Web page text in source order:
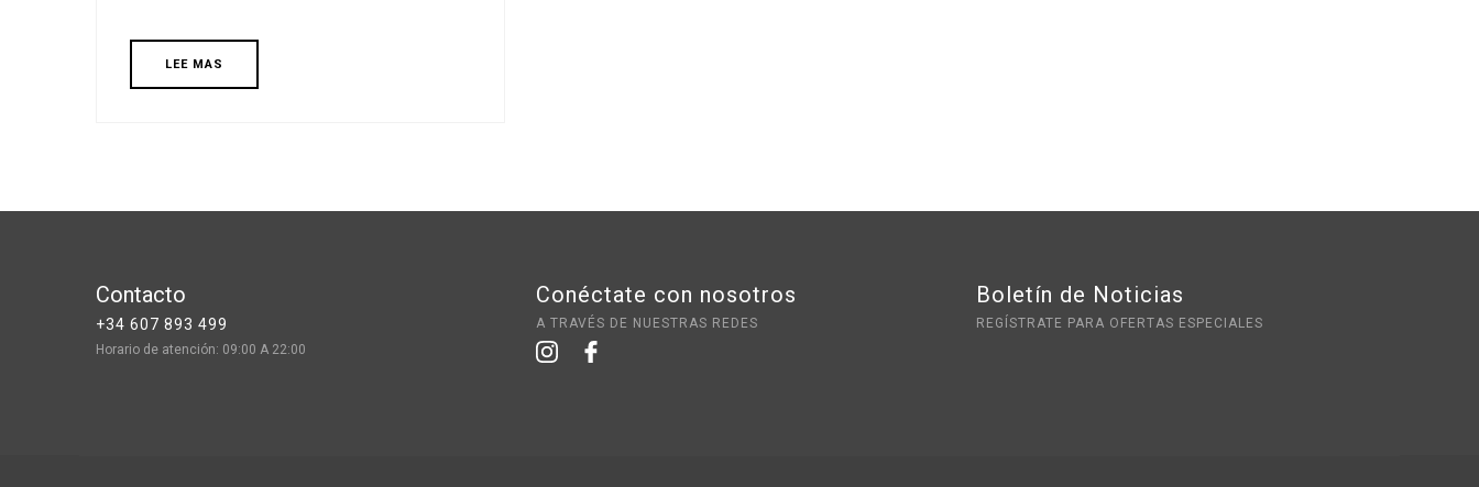
LEE MAS
Contacto
+34 607 893 499
Horario de atención: 09:00 A 22:00
Conéctate con nosotros
A TRAVÉS DE NUESTRAS REDES
Boletín de Noticias
REGÍSTRATE PARA OFERTAS ESPECIALES